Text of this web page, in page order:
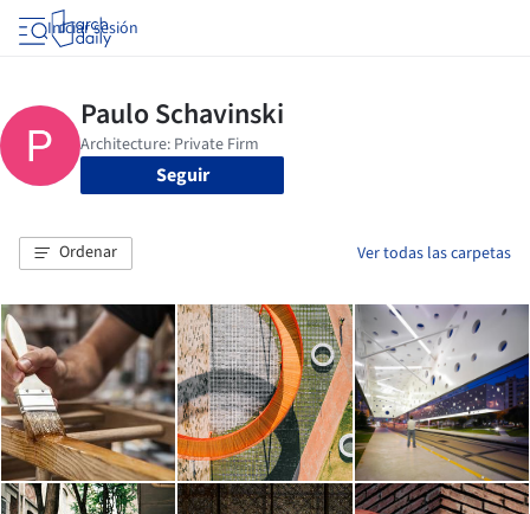
Iniciar sesión
Seguir
Ordenar Ver todas las carpetas